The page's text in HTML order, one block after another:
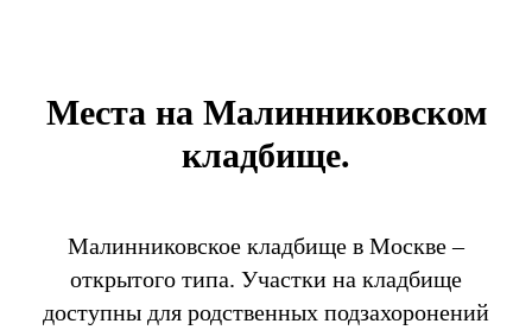
Места на Малинниковском
кладбище.
Малинниковское кладбище в Москве –
открытого типа. Участки на кладбище
доступны для родственных подзахоронений